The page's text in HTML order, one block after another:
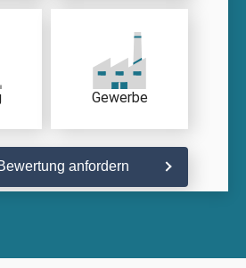
Gewerbe
anfordern